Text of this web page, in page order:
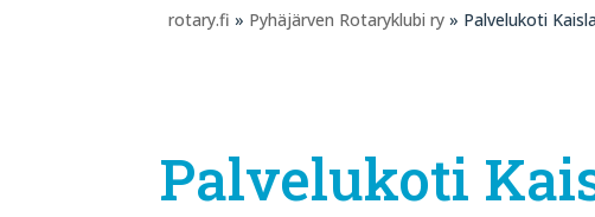
rotary.fi » Pyhäjärven Rotaryklubi ry » Palvelukoti
Palvelukoti